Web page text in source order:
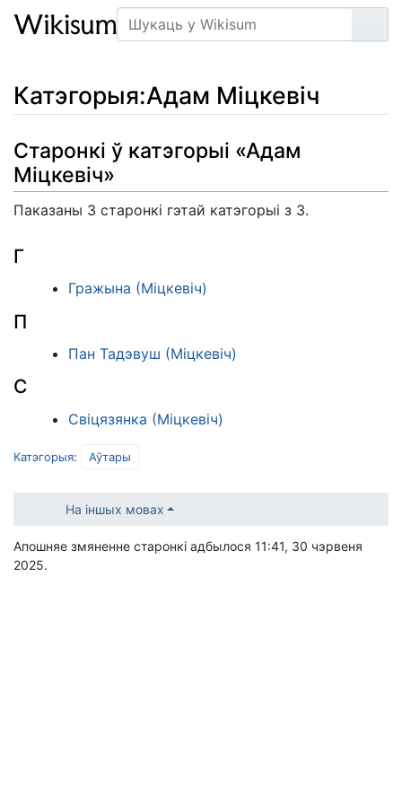
Пошук
Катэгорыя:Адам Міцкевіч
Старонкі ў катэгорыі «Адам
Міцкевіч»
Паказаны 3 старонкі гэтай катэгорыі з 3.
Г
Гражына (Міцкевіч)
П
Пан Тадэвуш (Міцкевіч)
С
Свіцязянка (Міцкевіч)
Катэгорыя: Аўтары
На іншых мовах
Апошняе змяненне старонкі адбылося 11:41, 30 чэрвеня
2025.